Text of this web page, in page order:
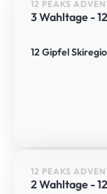
12 PEAKS
3 Wahltage -
12 Gipfel
12 PEAKS
2 Wahltage -